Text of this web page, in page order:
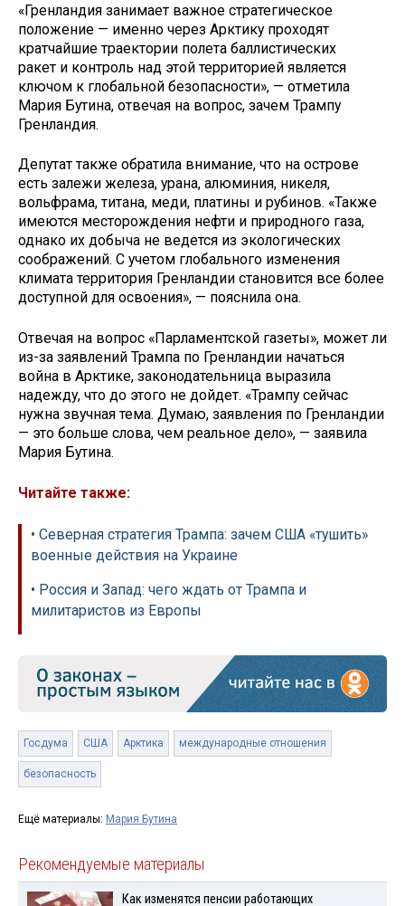
«Гренландия занимает важное стратегическое
положение — именно через Арктику проходят
кратчайшие траектории полета баллистических
ракет и контроль над этой территорией является
ключом к глобальной безопасности», — отметила
Мария Бутина, отвечая на вопрос, зачем Трампу
Гренландия.
Депутат также обратила внимание, что на острове
есть залежи железа, урана, алюминия, никеля,
вольфрама, титана, меди, платины и рубинов. «Также
имеются месторождения нефти и природного газа,
однако их добыча не ведется из экологических
соображений. С учетом глобального изменения
климата территория Гренландии становится все более
доступной для освоения», — пояснила она.
Отвечая на вопрос «Парламентской газеты», может ли
из-за заявлений Трампа по Гренландии начаться
война в Арктике, законодательница выразила
надежду, что до этого не дойдет. «Трампу сейчас
нужна звучная тема. Думаю, заявления по Гренландии
— это больше слова, чем реальное дело», — заявила
Мария Бутина.
Читайте также:
• Северная стратегия Трампа: зачем США «тушить»
военные действия на Украине
• Россия и Запад: чего ждать от Трампа и
милитаристов из Европы
Госдума США Арктика международные отношения
безопасность
Ещё материалы: Мария Бутина
Рекомендуемые материалы
Как изменятся пенсии работающих